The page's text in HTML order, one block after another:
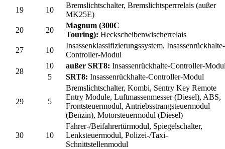
19
10
Bremslichtschalter, Bremslichtsperrrelais (außer
MK25E)
20
20
Magnum (300C
Touring): Heckscheibenwischerrelais
27
10
Insassenklassifizierungssystem, Insassenrückhalte-
Controller-Modul
28
10 außer SRT8: Insassenrückhalte-Controller-
5
SRT8: Insassenrückhalte-Controller-Modul
29 5
Bremslichtschalter, Kombi, Sentry Key Remote
Entry Module, Luftmassenmesser (Diesel), ABS,
Frontsteuermodul, Antriebsstrangsteuermodul
(Benzin), Motorsteuermodul (Diesel)
30 10
Fahrer-/Beifahrertürmodul, Spiegelschalter,
Lenksteuermodul, Polizei-/Taxi-
Schnittstellenmodul